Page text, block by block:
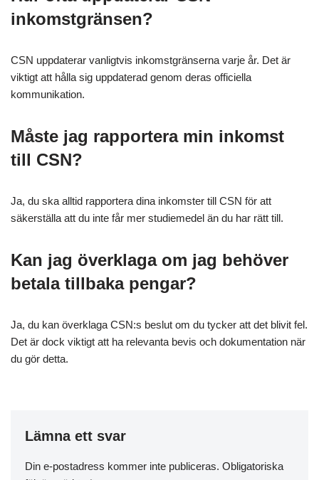
inkomstgränsen?
CSN uppdaterar vanligtvis inkomstgränserna varje år. Det är
viktigt att hålla sig uppdaterad genom deras officiella
kommunikation.
Måste jag rapportera min inkomst
till CSN?
Ja, du ska alltid rapportera dina inkomster till CSN för att
säkerställa att du inte får mer studiemedel än du har rätt till.
Kan jag överklaga om jag behöver
betala tillbaka pengar?
Ja, du kan överklaga CSN:s beslut om du tycker att det blivit fel.
Det är dock viktigt att ha relevanta bevis och dokumentation när
du gör detta.
Lämna ett svar
Din e-postadress kommer inte publiceras. Obligatoriska